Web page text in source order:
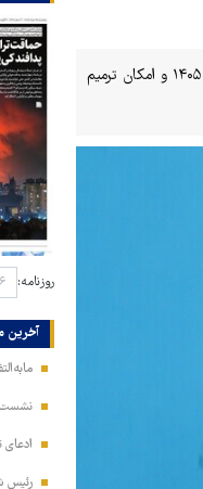
وزیر آموزش و پرورش با تأکید بر ضرورت جبران افت یادگیری دانش‌آموزان گفت: تأثیر مثبت پایه یازدهم در کنکور ۱۴۰۵ و امکان ترمیم
روزنامه:
آخرین
نشست
ادعای
رئیس